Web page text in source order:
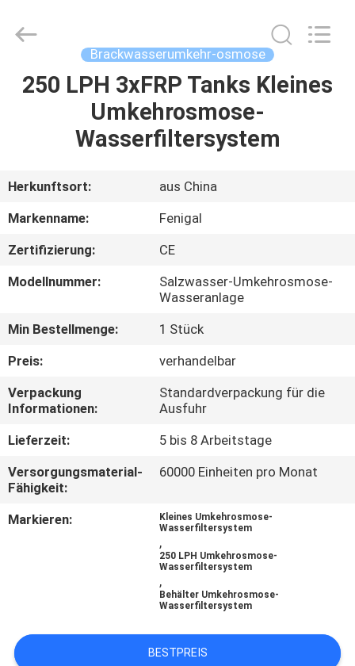
HAUS
PRODUKTE
ÜBER
UNS
FABRIK-
AUSFLUG
QUALITÄTSKONTROLLE
TRETEN
SIE
MIT
UNS
IN
VERBINDUNG
FORDERN
SIE EIN
Reserved.
Brackwasserumkehr-osmose
250 LPH 3xFRP Tanks Kleines
Umkehrosmose-
Wasserfiltersystem
Herkunftsort:
aus China
Markenname:
Fenigal
Zertifizierung:
CE
Modellnummer:
Salzwasser-Umkehrosmose-
Wasseranlage
Min Bestellmenge:
1 Stück
Preis:
verhandelbar
Verpackung
Informationen:
Standardverpackung für die
Ausfuhr
Lieferzeit:
5 bis 8 Arbeitstage
Versorgungsmaterial-
Fähigkeit:
60000 Einheiten pro Monat
Markieren:
Kleines Umkehrosmose-
Wasserfiltersystem
,
250 LPH Umkehrosmose-
Wasserfiltersystem
,
Behälter Umkehrosmose-
Wasserfiltersystem
BESTPREIS